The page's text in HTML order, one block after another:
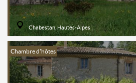
Chabestan, Hautes-Alpes
Chambre d'hôtes